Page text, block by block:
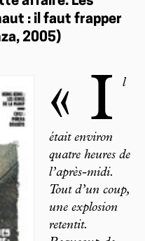
: il faut frapper
2005)
« I l
était environ
quatre heures de
l’après-midi.
Tout d’un coup,
une explosion
retentit.